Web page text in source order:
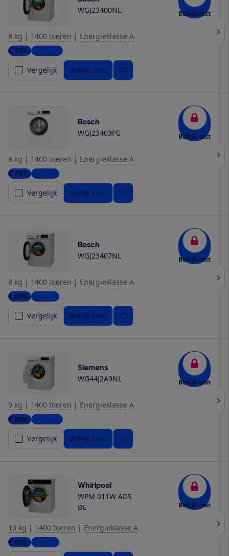
WGJ23400NL Bekijk test
8 kg | 1400 toeren | Energieklasse A
€ 729,-5 winkels
Vergelijk
Bekijk snel
Bosch
WGJ23403FG Bekijk test
8 kg | 1400 toeren | Energieklasse A
€ 747,-1 winkel
Vergelijk
Bekijk snel
Bosch
WGJ23407NL Bekijk test
8 kg | 1400 toeren | Energieklasse A
€ 879,-1 winkel
Vergelijk
Bekijk snel
Siemens
WG44J2A9NL Bekijk test
9 kg | 1400 toeren | Energieklasse A
€ 899,-3 winkels
Vergelijk
Bekijk snel
Whirlpool
WPM 011W ADS
BE
Bekijk test
10 kg | 1400 toeren | Energieklasse A
€ 633,-1 winkel